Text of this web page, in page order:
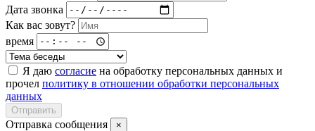
Дата звонка
Как вас зовут?
время
Я даю согласие на обработку персональных данных и
прочел политику в отношении обработки персональных
данных
Отправить
Отправка сообщения ×